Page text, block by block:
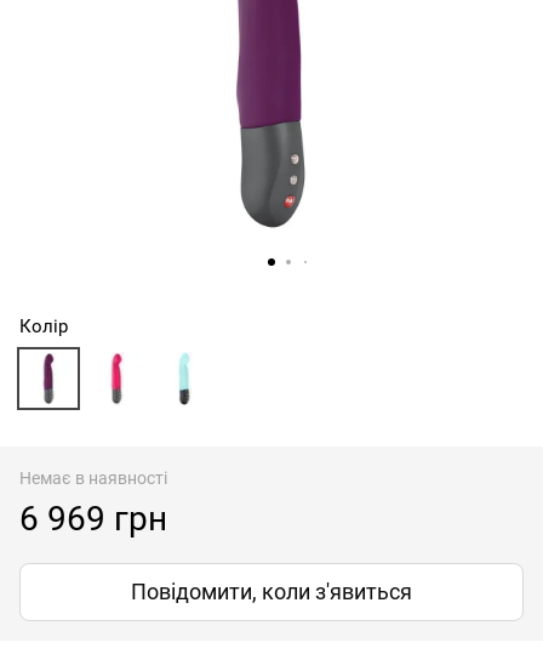
Колір
Немає в наявності
6 969 грн
Повідомити, коли з'явиться